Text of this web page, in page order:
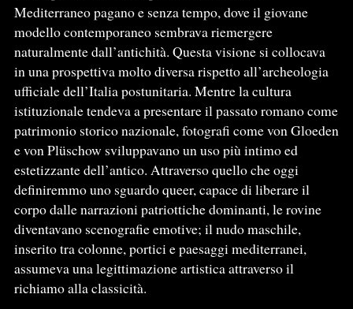
Mediterraneo pagano e senza tempo, dove il giovane
modello contemporaneo sembrava riemergere
naturalmente dall’antichità. Questa visione si collocava
in una prospettiva molto diversa rispetto all’archeologia
ufficiale dell’Italia postunitaria. Mentre la cultura
istituzionale tendeva a presentare il passato romano come
patrimonio storico nazionale, fotografi come von Gloeden
e von Plüschow sviluppavano un uso più intimo ed
estetizzante dell’antico. Attraverso quello che oggi
definiremmo uno sguardo queer, capace di liberare il
corpo dalle narrazioni patriottiche dominanti, le rovine
diventavano scenografie emotive; il nudo maschile,
inserito tra colonne, portici e paesaggi mediterranei,
assumeva una legittimazione artistica attraverso il
richiamo alla classicità.